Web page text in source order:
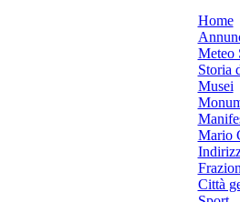
Home
Meteo
Storia
Musei
Mario
Città